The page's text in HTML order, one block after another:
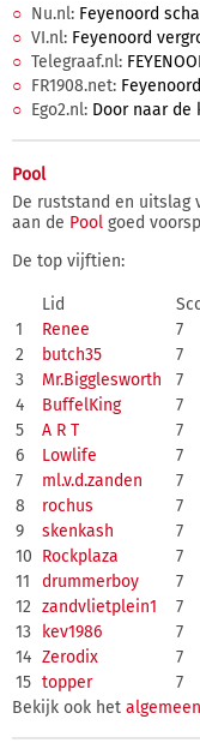
Nu.nl: Feyenoord
VI.nl: Feyenoord
Telegraaf.nl:
FR1908.net:
Ego2.nl: Door naar de
Pool
De ruststand en uitslag
aan de Pool goed
De top vijftien:
Lid
1
Renee 7
2
butch35 7
3
Mr.Bigglesworth 7
4
BuffelKing 7
5
A R T 7
6
Lowlife 7
7
ml.v.d.zanden 7
8
rochus 7
9
skenkash 7
10 Rockplaza 7
11
drummerboy 7
12 zandvlietplein1 7
13
kev1986 7
14 Zerodix 7
15 topper 7
Bekijk ook het